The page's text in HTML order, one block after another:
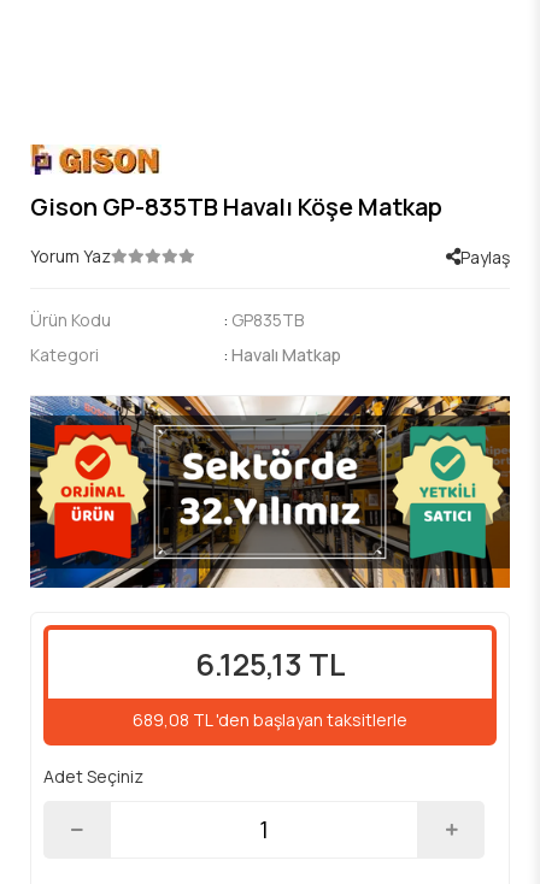
Gison GP-835TB Havalı Köşe Matkap
Yorum Yaz Paylaş
Ürün Kodu : GP835TB
Kategori
: Havalı Matkap
6.125,13 TL
689,08 TL 'den başlayan taksitlerle
Adet Seçiniz